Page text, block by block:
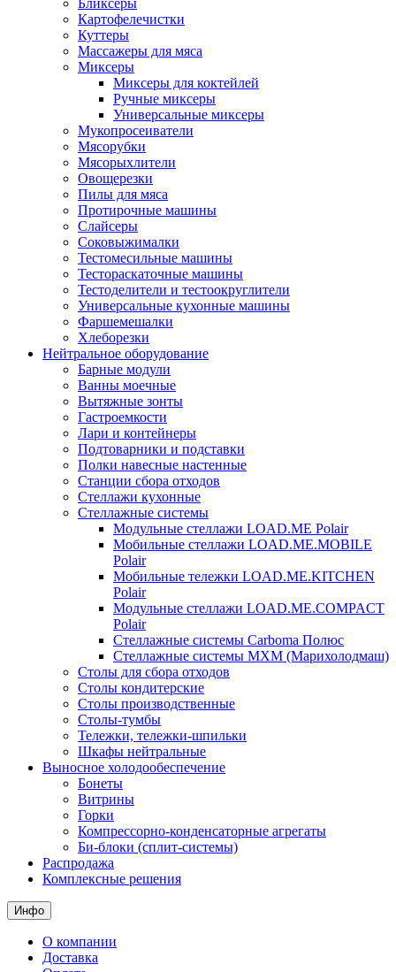
Бликсеры
Картофелечистки
Куттеры
Массажеры для мяса
Миксеры
Миксеры для коктейлей
Ручные миксеры
Универсальные миксеры
Мукопросеиватели
Мясорубки
Мясорыхлители
Овощерезки
Пилы для мяса
Протирочные машины
Слайсеры
Соковыжималки
Тестомесильные машины
Тестораскаточные машины
Тестоделители и тестоокруглители
Универсальные кухонные машины
Фаршемешалки
Хлеборезки
Нейтральное оборудование
Барные модули
Ванны моечные
Вытяжные зонты
Гастроемкости
Лари и контейнеры
Подтоварники и подставки
Полки навесные настенные
Станции сбора отходов
Стеллажи кухонные
Стеллажные системы
Модульные стеллажи LOAD.ME Polair
Мобильные стеллажи LOAD.ME.MOBILE
Polair
Мобильные тележки LOAD.ME.KITCHEN
Polair
Модульные стеллажи LOAD.ME.COMPACT
Polair
Стеллажные системы Carboma Полюс
Стеллажные системы МХМ (Марихолодмаш)
Столы для сбора отходов
Столы кондитерские
Столы производственные
Столы-тумбы
Тележки, тележки-шпильки
Шкафы нейтральные
Выносное холодообеспечение
Бонеты
Витрины
Горки
Компрессорно-конденсаторные агрегаты
Би-блоки (сплит-системы)
Распродажа
Комплексные решения
Инфо
О компании
Доставка